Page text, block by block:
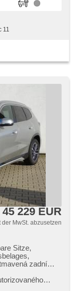
11
45 229 EUR
der MwSt. abzusetzen
Sitze,
zadní
Sitze,